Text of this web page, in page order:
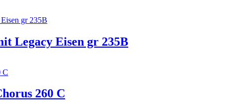
Legacy Eisen gr 235B
260 C